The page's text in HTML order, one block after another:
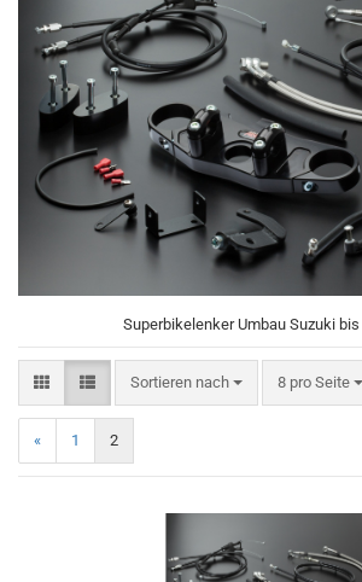
Superbikelenker Umbau Suzuki
Sortieren nach
Sortieren nach 8 pro Seite
pro Seite
« 1 2